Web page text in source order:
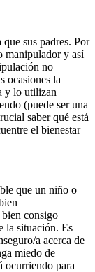
sus padres. Por
manipulador y así
no
ocasiones la
y lo utilizan
(puede ser una
saber qué está
el bienestar
que un niño o
consigo
la situación. Es
a acerca de
miedo de
ocurriendo para